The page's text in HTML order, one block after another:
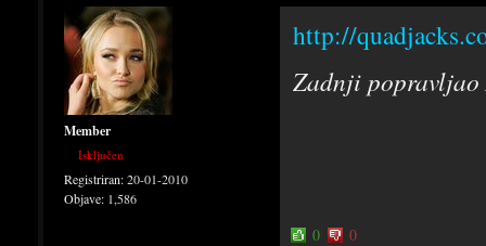
Member
Isključen
Registriran:20-01-2010
Objave: 1,586
http://
Zadnji
0 0